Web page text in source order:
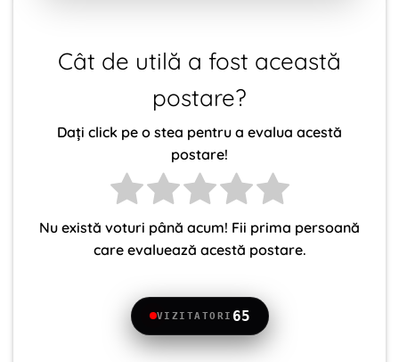
Cât de utilă a fost această
postare?
Dați click pe o stea pentru a evalua acestă
postare!
Nu există voturi până acum! Fii prima persoană
care evaluează acestă postare.
VIZITATORI 65